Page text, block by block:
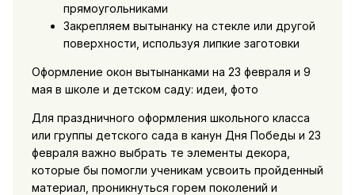
прямоугольниками
Закрепляем вытынанку на стекле или другой
поверхности, используя липкие заготовки
Оформление окон вытынанками на 23 февраля и 9
мая в школе и детском саду: идеи, фото
Для праздничного оформления школьного класса
или группы детского сада в канун Дня Победы и 23
февраля важно выбрать те элементы декора,
которые бы помогли ученикам усвоить пройденный
материал, проникнуться горем поколений и